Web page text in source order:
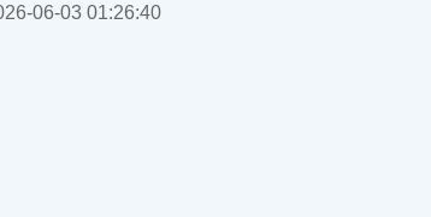
06-03 01:26:40